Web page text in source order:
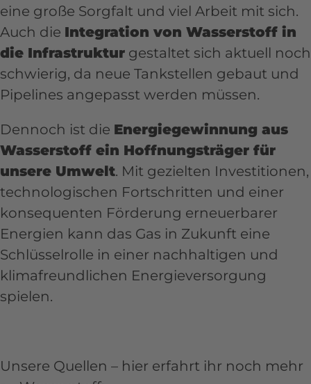
eine große Sorgfalt und viel Arbeit mit sich.
Auch die Integration von Wasserstoff in
die Infrastruktur gestaltet sich aktuell noch
schwierig, da neue Tankstellen gebaut und
Pipelines angepasst werden müssen.
Dennoch ist die Energiegewinnung aus
Wasserstoff ein Hoffnungsträger für
unsere Umwelt. Mit gezielten Investitionen,
technologischen Fortschritten und einer
konsequenten Förderung erneuerbarer
Energien kann das Gas in Zukunft eine
Schlüsselrolle in einer nachhaltigen und
klimafreundlichen Energieversorgung
spielen.
Unsere Quellen – hier erfahrt ihr noch mehr